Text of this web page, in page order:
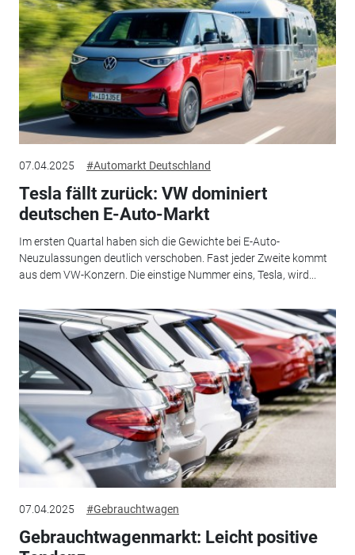
07.04.2025 #Automarkt Deutschland
Tesla fällt zurück: VW dominiert
deutschen E-Auto-Markt
Im ersten Quartal haben sich die Gewichte bei E-Auto-
Neuzulassungen deutlich verschoben. Fast jeder Zweite kommt
aus dem VW-Konzern. Die einstige Nummer eins, Tesla, wird...
07.04.2025 #Gebrauchtwagen
Gebrauchtwagenmarkt: Leicht positive